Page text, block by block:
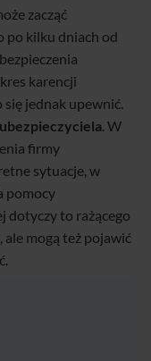
zacząć
po kilku dniach od
karencji
jednak upewnić.
. W
firmy
sytuacje, w
pomocy
dotyczy to rażącego
ale mogą też pojawić